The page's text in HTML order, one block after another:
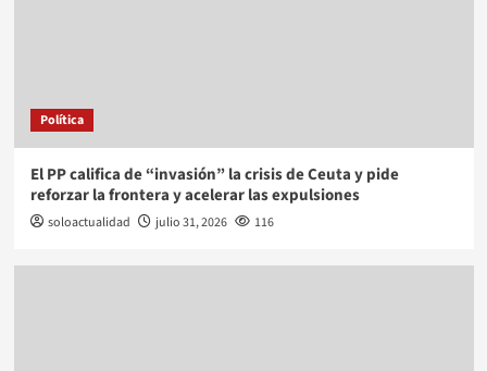
Política
El PP califica de “invasión” la crisis de Ceuta y pide
reforzar la frontera y acelerar las expulsiones
soloactualidad julio 31, 2026 116